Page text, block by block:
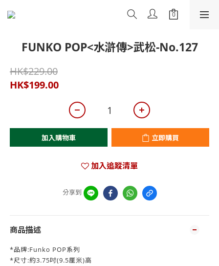
FUNKO POP<水滸傳>武松-No.127
HK$229.00
HK$199.00
加入購物車 立即購買
加入追蹤清單
分享到
商品描述
*品牌:Funko POP系列
*尺寸:約3.75吋(9.5厘米)高